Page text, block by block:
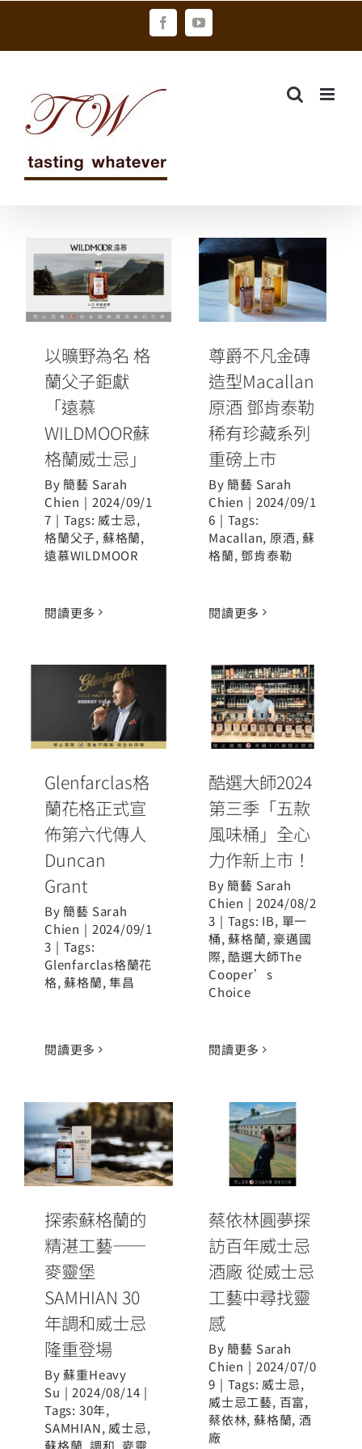
FacebookYouTube
以曠野為名 格
蘭父子鉅獻
「遠慕
WILDMOOR蘇
格蘭威士忌」
以曠野為名 格
蘭父子鉅獻
「遠慕
WILDMOOR蘇
格蘭威士忌」
By簡藝 Sarah
Chien | 2024/09/1
7 | Tags: 威士忌,
格蘭父子, 蘇格蘭,
遠慕WILDMOOR
閱讀更多
尊爵不凡金磚
造型Macallan
原酒 鄧肯泰勒
稀有珍藏系列
重磅上市
尊爵不凡金磚
造型Macallan
原酒 鄧肯泰勒
稀有珍藏系列
重磅上市
By簡藝 Sarah
Chien | 2024/09/1
6 | Tags:
Macallan, 原酒,蘇
格蘭,鄧肯泰勒
閱讀更多
Glenfarclas格
蘭花格正式宣
佈第六代傳人
Duncan
Grant
Glenfarclas格
蘭花格正式宣
佈第六代傳人
Duncan
Grant
By簡藝 Sarah
Chien | 2024/09/1
3 | Tags:
Glenfarclas格蘭花
格,蘇格蘭,隼昌
閱讀更多
酷選大師2024
第三季「五款
風味桶」全心
酷選大師2024
第三季「五款
風味桶」全心
力作新上市！
By簡藝 Sarah
Chien | 2024/08/2
3 | Tags: IB, 單一
桶,蘇格蘭, 豪邁國
際,酷選大師The
Cooper’s
Choice
閱讀更多
探索蘇格蘭的
精湛工藝——
麥靈堡
SAMHIAN 30
隆重登場
探索蘇格蘭的
精湛工藝——
麥靈堡
SAMHIAN 30
年調和威士忌
隆重登場
By蘇重Heavy
Su | 2024/08/14 |
Tags: 30年,
SAMHIAN, 威士忌,
蘇格蘭 ,調和 麥靈
蔡依林圓夢探
訪百年威士忌
酒廠 從威士忌
工藝中尋找靈
感
蔡依林圓夢探
訪百年威士忌
酒廠 從威士忌
工藝中尋找靈
感
By簡藝 Sarah
Chien | 2024/07/0
9 | Tags: 威士忌,
威士忌工藝, 百富,
蔡依林,蘇格蘭,酒
廠